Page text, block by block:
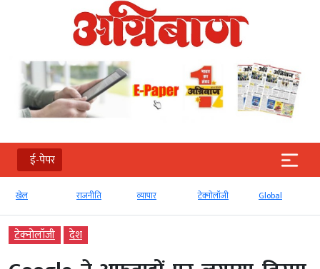
ई-पेपर
खेल राजनीति व्‍यापार टेक्‍नोलॉजी Global
टेक्‍नोलॉजी देश